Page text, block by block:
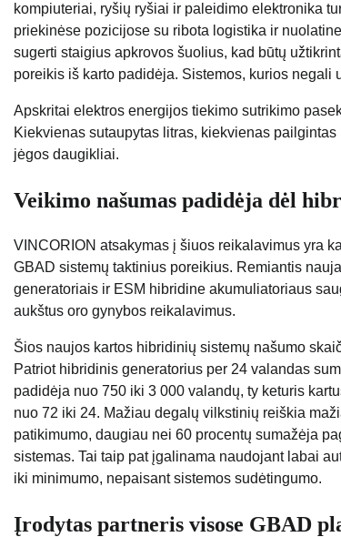
kompiuteriai, ryšių ryšiai ir paleidimo elektronika
priekinėse pozicijose su ribota logistika ir
sugerti staigius apkrovos šuolius, kad būtų
poreikis iš karto padidėja. Sistemos, kurios
Apskritai elektros energijos tiekimo sutrikimo
Kiekvienas sutaupytas litras, kiekvienas
jėgos daugikliai.
Veikimo našumas padidėja dėl
VINCORION atsakymas į šiuos reikalavimus yra
GBAD sistemų taktinius poreikius. Remiantis
generatoriais ir ESM hibridine akumuliatoriaus
aukštus oro gynybos reikalavimus.
Šios naujos kartos hibridinių sistemų našumo
Patriot hibridinis generatorius per 24 valandas
padidėja nuo 750 iki 3 000 valandų, ty keturis
nuo 72 iki 24. Mažiau degalų vilkstinių reiškia
patikimumo, daugiau nei 60 procentų sumažėja
sistemas. Tai taip pat įgalinama naudojant labai
iki minimumo, nepaisant sistemos sudėtingumo.
Įrodytas partneris visose GBAD